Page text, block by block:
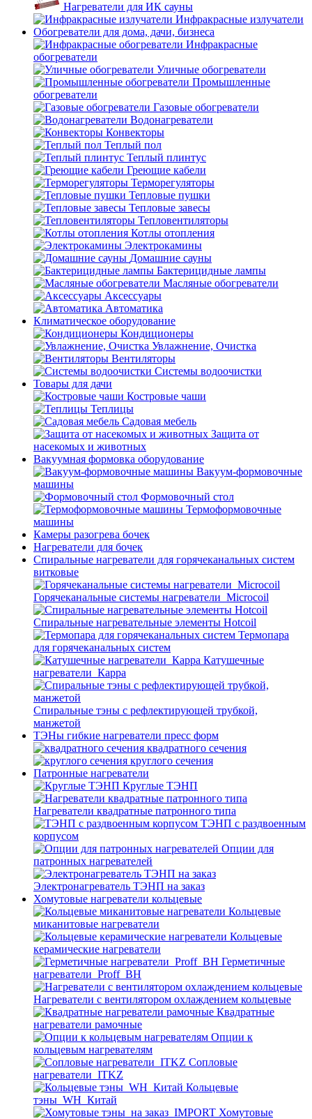
Нагреватели для ИК сауны
Инфракрасные излучатели
Обогреватели для дома, дачи, бизнеса
Инфракрасные
обогреватели
Уличные обогреватели
Промышленные
обогреватели
Газовые обогреватели
Водонагреватели
Конвекторы
Теплый пол
Теплый плинтус
Греющие кабели
Терморегуляторы
Тепловые пушки
Тепловые завесы
Тепловентиляторы
Котлы отопления
Электрокамины
Домашние сауны
Бактерицидные лампы
Масляные обогреватели
Аксессуары
Автоматика
Климатическое оборудование
Кондиционеры
Увлажнение, Очистка
Вентиляторы
Системы водоочистки
Товары для дачи
Костровые чаши
Теплицы
Садовая мебель
Защита от
насекомых и животных
Вакуумная формовка оборудование
Вакуум-формовочные
машины
Формовочный стол
Термоформовочные
машины
Камеры разогрева бочек
Нагреватели для бочек
Спиральные нагреватели для горячеканальных систем
витковые
Горячеканальные системы нагреватели_Microcoil
Спиральные нагревательные элементы Hotcoil
Термопара
для горячеканальных систем
Катушечные
нагреватели_Карра
Спиральные тэны с рефлектирующей трубкой,
манжетой
ТЭНы гибкие нагреватели пресс форм
квадратного сечения
круглого сечения
Патронные нагреватели
Круглые ТЭНП
Нагреватели квадратные патронного типа
ТЭНП с раздвоенным
корпусом
Опции для
патронных нагревателей
Электронагреватель ТЭНП на заказ
Хомутовые нагреватели кольцевые
Кольцевые
миканитовые нагреватели
Кольцевые
керамические нагреватели
Герметичные
нагреватели_Proff_BH
Нагреватели с вентилятором охлаждением кольцевые
Квадратные
нагреватели рамочные
Опции к
кольцевым нагревателям
Cопловые
нагреватели_ITKZ
Кольцевые
тэны_WH_Китай
Хомутовые